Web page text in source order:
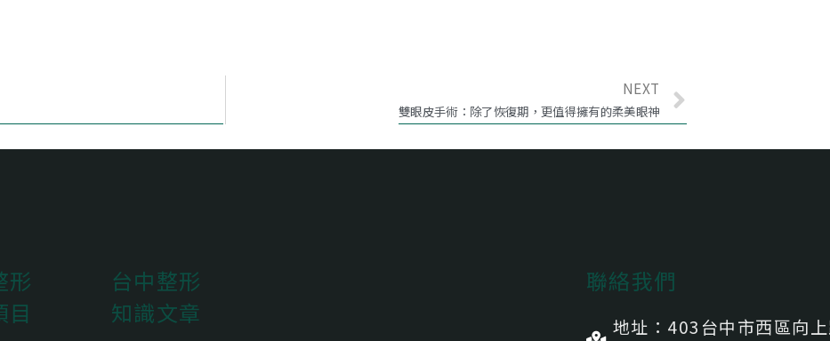
NEXT
雙眼皮手術：除了恢復期，更值得擁有的柔美眼神
形
目
台中整形
知識文章
聯絡我們
地址：403台中市⻄區向